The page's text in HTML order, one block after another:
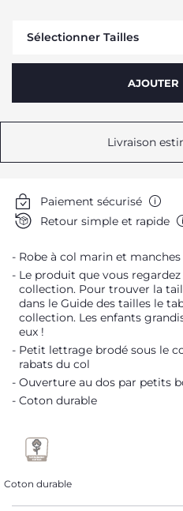
Sélectionner Tailles
AJOUTER
Livraison
Paiement sécurisé
Retour simple et rapide
Robe à col marin et
Le produit que vous
collection. Pour trouver la
dans le Guide des tailles le
collection. Les enfants
eux !
Petit lettrage brodé sous le
rabats du col
Ouverture au dos par petits
Coton durable
Coton durable